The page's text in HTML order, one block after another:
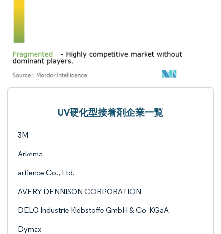
UV硬化型接着剤企業一覧
3M
Arkema
artience Co., Ltd.
AVERY DENNISON CORPORATION
DELO Industrie Klebstoffe GmbH & Co. KGaA
Dymax